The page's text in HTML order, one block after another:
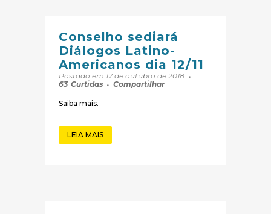
Conselho sediará
Diálogos Latino-
Americanos dia 12/11
Postado em 17 de outubro de 2018
63 Curtidas Compartilhar
Saiba mais.
LEIA MAIS